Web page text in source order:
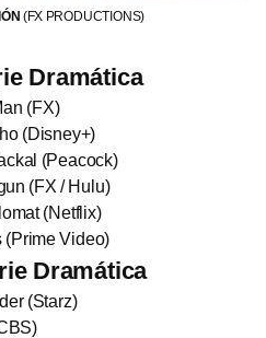
(FX PRODUCTIONS)
Dramática
(FX)
(Disney+)
(Peacock)
(FX / Hulu)
(Netflix)
(Prime Video)
Dramática
(Starz)